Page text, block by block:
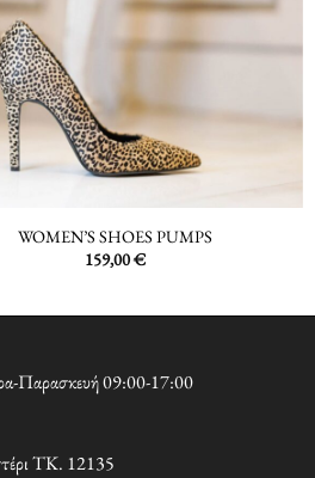
WOMEN’S SHOES PUMPS
159,00€
Παρασκευή 09:00-17:00
ΤΚ. 12135